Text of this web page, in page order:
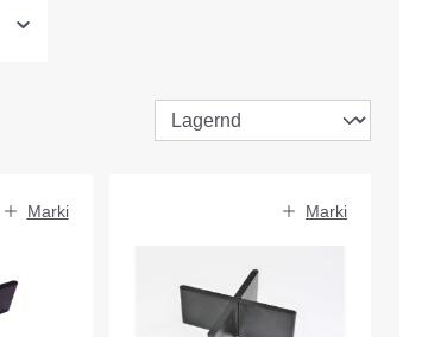
Marki Marki